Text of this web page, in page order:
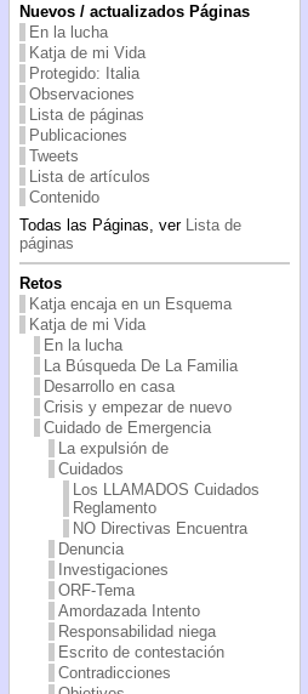
Nuevos / actualizados Páginas
En la lucha
Katja de mi Vida
Protegido: Italia
Observaciones
Lista de páginas
Publicaciones
Tweets
Lista de artículos
Contenido
Todas las Páginas, ver
Lista de
páginas
Retos
Katja encaja en un Esquema
Katja de mi Vida
En la lucha
La Búsqueda De La Familia
Desarrollo en casa
Crisis y empezar de nuevo
Cuidado de Emergencia
La expulsión de
Cuidados
Los LLAMADOS Cuidados
Reglamento
NO Directivas Encuentra
Denuncia
Investigaciones
ORF-Tema
Amordazada Intento
Responsabilidad niega
Escrito de contestación
Contradicciones